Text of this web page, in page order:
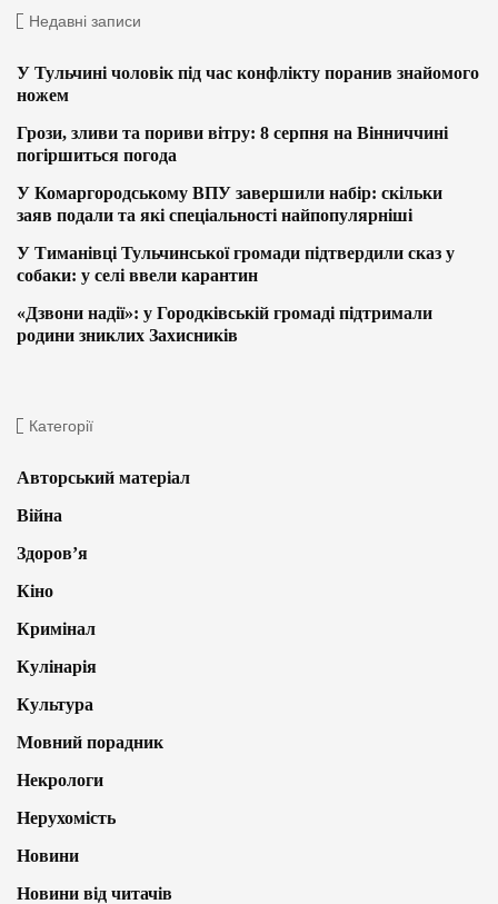
Недавні записи
У Тульчині чоловік під час конфлікту поранив знайомого
ножем
Грози, зливи та пориви вітру: 8 серпня на Вінниччині
погіршиться погода
У Комаргородському ВПУ завершили набір: скільки
заяв подали та які спеціальності найпопулярніші
У Тиманівці Тульчинської громади підтвердили сказ у
собаки: у селі ввели карантин
«Дзвони надії»: у Городківській громаді підтримали
родини зниклих Захисників
Категорії
Авторський матеріал
Війна
Здоров’я
Кіно
Кримінал
Кулінарія
Культура
Мовний порадник
Некрологи
Нерухомість
Новини
Новини від читачів